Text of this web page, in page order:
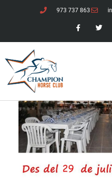
973 737 863